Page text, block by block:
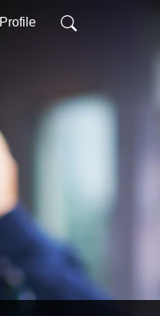
Profile